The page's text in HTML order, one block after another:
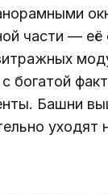
части — её
богатой
Башни
уходят